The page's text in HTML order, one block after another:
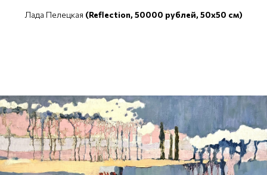
Лада Пелецкая (Reflection, 50000 рублей, 50x50 см)